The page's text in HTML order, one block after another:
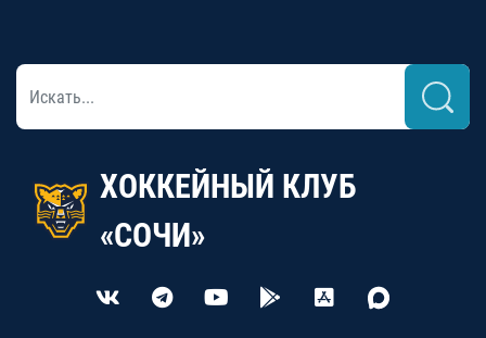
ХОККЕЙНЫЙ КЛУБ
«СОЧИ»